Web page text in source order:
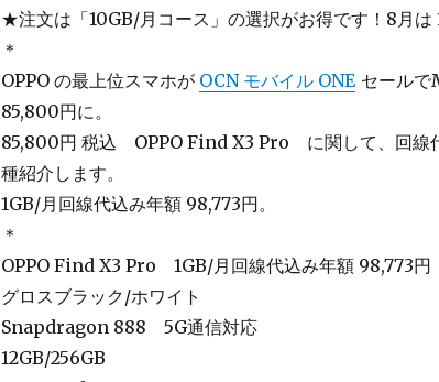
★注文は「10GB/月コース」の選択がお得です！8月は
＊
OPPO の最上位スマホが OCN モバイル ONE セールで
85,800円に。
85,800円 税込 OPPO Find X3 Pro に関して、回線
種紹介します。
1GB/月回線代込み年額 98,773円。
＊
OPPO Find X3 Pro 1GB/月回線代込み年額 98,773円
グロスブラック/ホワイト
Snapdragon 888 5G通信対応
12GB/256GB